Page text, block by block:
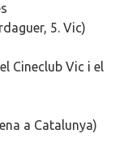
5. Vic)
Cineclub Vic i el
a Catalunya)